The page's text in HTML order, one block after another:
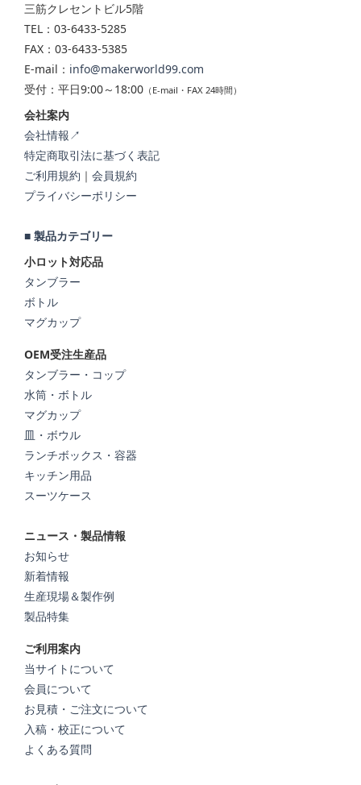
三筋クレセントビル5階
TEL：03-6433-5285
FAX：03-6433-5385
E-mail： info@makerworld99.com
受付：平日9:00～18:00 （E-mail・FAX 24時間）
会社案内
会社情報↗
特定商取引法に基づく表記
ご利用規約 ｜ 会員規約
プライバシーポリシー
■ 製品カテゴリー
小ロット対応品
タンブラー
ボトル
マグカップ
OEM受注生産品
タンブラー・コップ
水筒・ボトル
マグカップ
皿・ボウル
ランチボックス・容器
キッチン用品
スーツケース
ニュース・製品情報
お知らせ
新着情報
生産現場＆製作例
製品特集
ご利用案内
当サイトについて
会員について
お見積・ご注文について
入稿・校正について
よくある質問